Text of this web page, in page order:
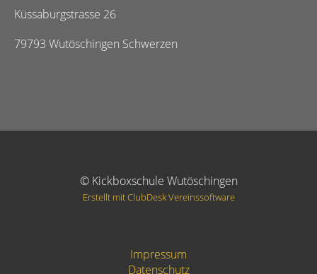
Küssaburgstrasse 26
79793 Wutöschingen Schwerzen
© Kickboxschule Wutöschingen
Erstellt mit ClubDesk Vereinssoftware
Impressum
Datenschutz